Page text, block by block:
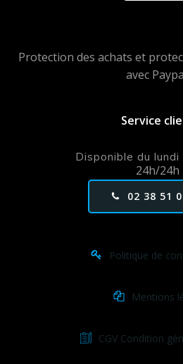
Protection des achats et
avec
Service
Disponible du lundi
24h/24h
02 38 51
Politique de
Mentions
CGV Condition